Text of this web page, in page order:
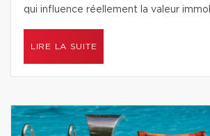
qui influence réellement la valeur
LIRE LA SUITE